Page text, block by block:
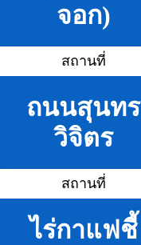
จอก)
สถานที่
ถนนสุนทร
วิจิตร
สถานที่
ไร่กาแฟชี้